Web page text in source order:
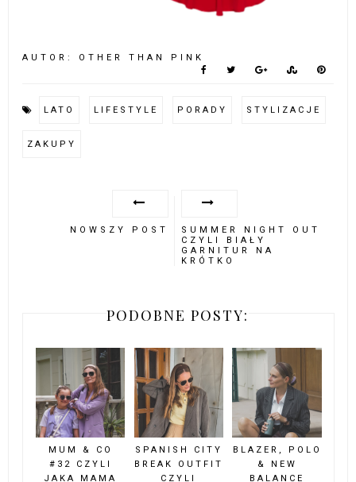
AUTOR: OTHER THAN PINK
LATO LIFESTYLE PORADY STYLIZACJE
ZAKUPY
NOWSZY POST
SUMMER NIGHT OUT
CZYLI BIAŁY
GARNITUR NA
KRÓTKO
PODOBNE POSTY:
MUM & CO
#32 CZYLI
JAKA MAMA
SPANISH CITY
BREAK OUTFIT
CZYLI
BLAZER, POLO
& NEW
BALANCE